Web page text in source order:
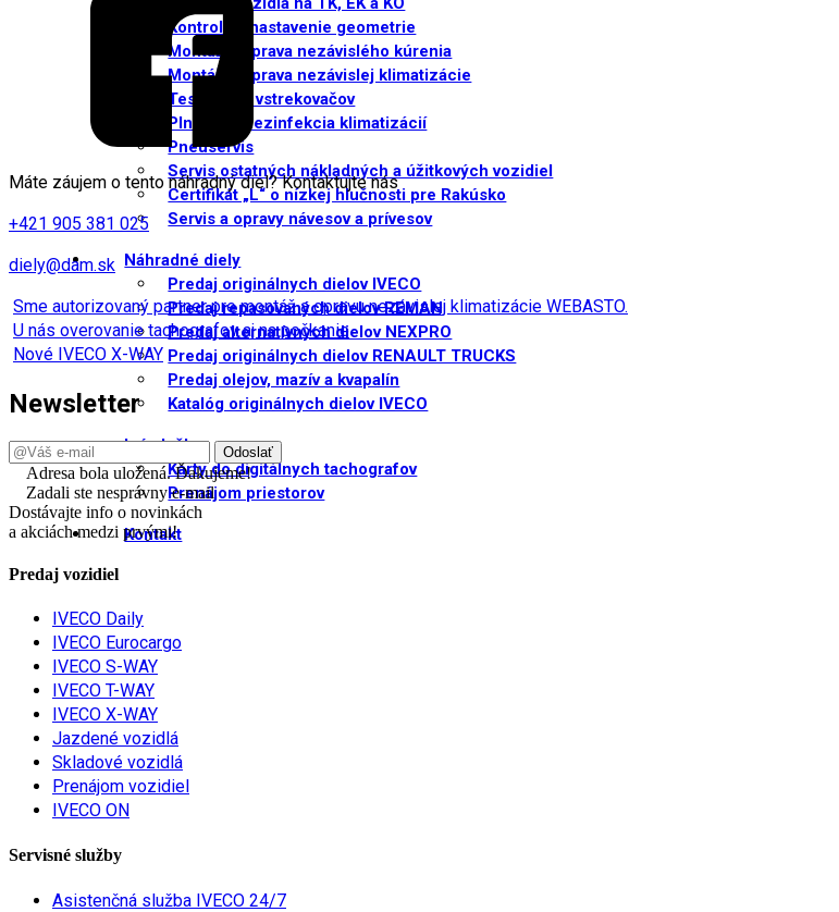
Kontrola a nastavenie geometrie
Montáž a oprava nezávislého kúrenia
Montáž a oprava nezávislej klimatizácie
Testovanie vstrekovačov
Plnenie a dezinfekcia klimatizácií
Pneuservis
Servis ostatných nákladných a úžitkových vozidiel
Certifikát „L“ o nízkej hlučnosti pre Rakúsko
Servis a opravy návesov a prívesov
Náhradné diely
Predaj originálnych dielov IVECO
Predaj repasovaných dielov REMAN
Predaj alternatívnych dielov NEXPRO
Predaj originálnych dielov RENAULT TRUCKS
Predaj olejov, mazív a kvapalín
Katalóg originálnych dielov IVECO
Iné služby
Karty do digitálnych tachografov
Prenájom priestorov
Kontakt
Máte záujem o tento náhradný diel? Kontaktujte nás
+421 905 381 025
diely@dam.sk
Sme autorizovaný partner pre montáž a opravu nezávislej klimatizácie WEBASTO.
U nás overovanie tachografov aj na počkanie
Nové IVECO X-WAY
Newsletter
Adresa bola uložená. Ďakujeme!
Zadali ste nesprávny e-mail
Dostávajte info o novinkách
a akciách medzi prvými!
Predaj vozidiel
IVECO Daily
IVECO Eurocargo
IVECO S-WAY
IVECO T-WAY
IVECO X-WAY
Jazdené vozidlá
Skladové vozidlá
Prenájom vozidiel
IVECO ON
Servisné služby
Asistenčná služba IVECO 24/7